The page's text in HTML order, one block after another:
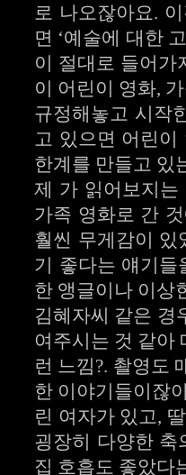
로 나오잖아요.
면 ‘예술에 대한
이 절대로 들어가
이 어린이 영화,
규정해놓고 시작
고 있으면 어린이
한계를 만들고 있
제 가 읽어보지
가족 영화로 간
훨씬 무게감이
기 좋다는 얘기들
한 앵글이나 이상
김혜자씨 같은 경
여주시는 것 같아
런 느낌?. 촬영도
한 이야기들이잖
린 여자가 있고,
굉장히 다양한 축
집 호흡도 좋았다